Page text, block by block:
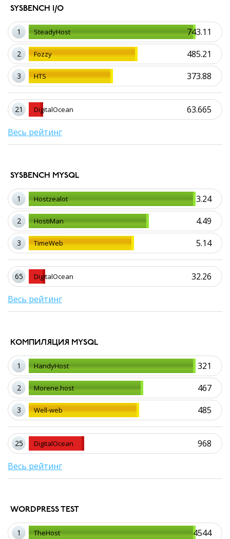
SYSBENCH I/O
1 743.11
SteadyHost
2 485.21
Fozzy
3 373.88
HTS
21 63.665
DigitalOcean
Весь рейтинг
SYSBENCH MYSQL
1 3.24
Hostzealot
2 4.49
HostiMan
3 5.14
TimeWeb
65 32.26
DigitalOcean
Весь рейтинг
КОМПИЛЯЦИЯ MYSQL
1 321
HandyHost
2 467
Morene.host
3 485
Well-web
25 968
DigitalOcean
Весь рейтинг
WORDPRESS TEST
1 4544
TheHost